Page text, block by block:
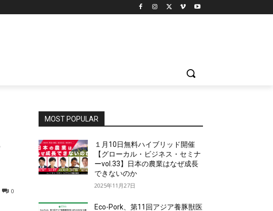
0
MOST POPULAR
１月10日無料ハイブリッド開催
【グローカル・ビジネス・セミナ
ーvol.33】日本の農業はなぜ成長
できないのか
2025年11月27日
Eco-Pork、第11回アジア養豚獣医